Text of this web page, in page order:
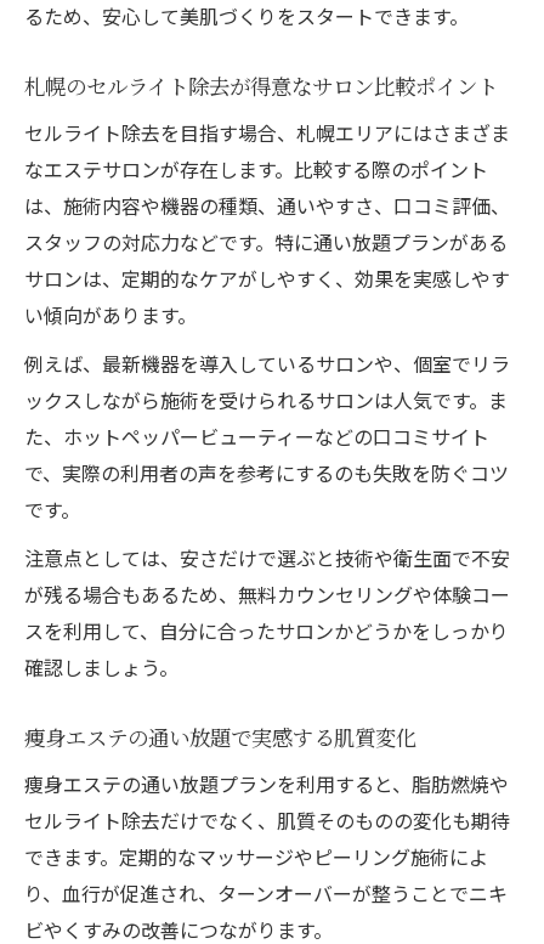
るため、安心して美肌づくりをスタートできます。
札幌のセルライト除去が得意なサロン比較ポイント
セルライト除去を目指す場合、札幌エリアにはさまざま
なエステサロンが存在します。比較する際のポイント
は、施術内容や機器の種類、通いやすさ、口コミ評価、
スタッフの対応力などです。特に通い放題プランがある
サロンは、定期的なケアがしやすく、効果を実感しやす
い傾向があります。
例えば、最新機器を導入しているサロンや、個室でリラ
ックスしながら施術を受けられるサロンは人気です。ま
た、ホットペッパービューティーなどの口コミサイト
で、実際の利用者の声を参考にするのも失敗を防ぐコツ
です。
注意点としては、安さだけで選ぶと技術や衛生面で不安
が残る場合もあるため、無料カウンセリングや体験コー
スを利用して、自分に合ったサロンかどうかをしっかり
確認しましょう。
痩身エステの通い放題で実感する肌質変化
痩身エステの通い放題プランを利用すると、脂肪燃焼や
セルライト除去だけでなく、肌質そのものの変化も期待
できます。定期的なマッサージやピーリング施術によ
り、血行が促進され、ターンオーバーが整うことでニキ
ビやくすみの改善につながります。